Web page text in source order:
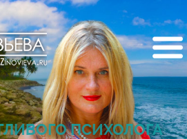
ПСИХОЛОГА